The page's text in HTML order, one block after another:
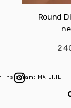
Round
Prix
2
Instagram: MAILI.IL